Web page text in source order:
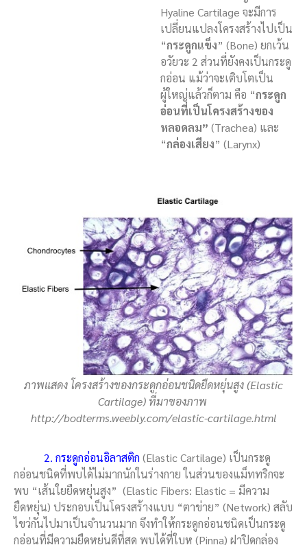
Hyaline Cartilage จะมีการ
เปลี่ยนแปลงโครงสร้างไปเป็น
“กระดูกแข็ง” (Bone) ยกเว้น
อวัยวะ 2 ส่วนที่ยังคงเป็นกระดู
กอ่อน แม้ว่าจะเติบโตเป็น
ผู้ใหญ่แล้วก็ตาม คือ “กระดูก
อ่อนที่เป็นโครงสร้างของ
หลอดลม” (Trachea) และ
“กล่องเสียง” (Larynx)
ภาพแสดง โครงสร้างของกระดูกอ่อนชนิดยืดหยุ่นสูง (Elastic
Cartilage) ที่มาของภาพ
http://bodterms.weebly.com/elastic-cartilage.html
2. กระดูกอ่อนอิลาสติก (Elastic Cartilage) เป็นกระดู
กอ่อนชนิดที่พบได้ไม่มากนักในร่างกาย ในส่วนของแม็ททริกจะ
พบ “เส้นใยยืดหยุ่นสูง” (Elastic Fibers: Elastic = มีความ
ยืดหยุ่น) ประกอบเป็นโครงสร้างแบบ “ตาข่าย” (Network) สลับ
ไขว่กันไปมาเป็นจำนวนมาก จึงทำให้กระดูกอ่อนชนิดเป็นกระดู
กอ่อนที่มีความยืดหยุ่นดีที่สุด พบได้ที่ใบหู (Pinna) ฝาปิดกล่อง